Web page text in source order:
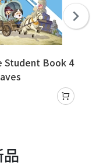
Student Book 4